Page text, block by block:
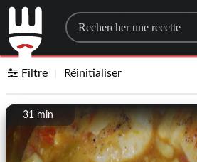
Search for a recipe
Filtre Réinitialiser
31 min